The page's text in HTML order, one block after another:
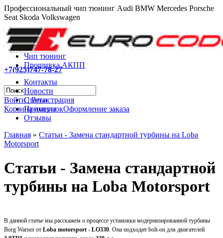
Профессиональный чип тюнинг Audi BMW Mercedes Porsche
Seat Skoda Volkswagen
+7(925)747-78-27
Войти|Регистрация
Корзина покупокОформление заказа
Чип тюнинг
Прошивка АКПП
Контакты
Новости
Статьи
Примеры
Отзывы
Главная » Статьи - Замена стандартной турбины на Loba
Motorsport
Статьи - Замена стандартной
турбины на Loba Motorsport
В данной статье мы расскажем о процессе установки модернизированной турбины
Borg Warner от Loba motorsport - LO330. Она подходит bolt-on для двигателей